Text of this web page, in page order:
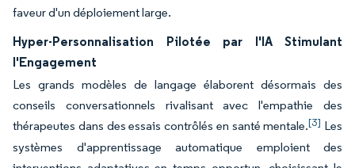
faveur d'un déploiement large.
Hyper-Personnalisation Pilotée par l'IA Stimulant
l'Engagement
Les grands modèles de langage élaborent désormais des
conseils conversationnels rivalisant avec l'empathie des
thérapeutes dans des essais contrôlés en santé mentale.[3] Les
systèmes d'apprentissage automatique emploient des